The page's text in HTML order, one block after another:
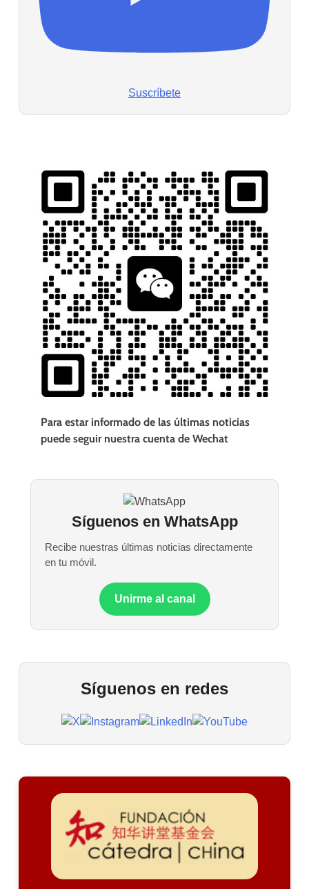
Suscríbete
Para estar informado de las últimas noticias
puede seguir nuestra cuenta de Wechat
Síguenos en WhatsApp
Recibe nuestras últimas noticias directamente
en tu móvil.
Unirme al canal
Síguenos en redes